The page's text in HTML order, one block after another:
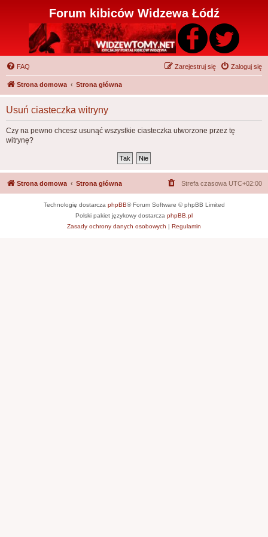
Forum kibiców Widzewa Łódź
FAQ Zaloguj się
Zarejestruj się
Strona domowa Strona główna
Usuń ciasteczka witryny
Czy na pewno chcesz usunąć wszystkie ciasteczka utworzone przez tę
witrynę?
Strona domowa Strona główna Strefa czasowa UTC+02:00
Technologię dostarcza phpBB® Forum Software © phpBB Limited
Polski pakiet językowy dostarcza phpBB.pl
Zasady ochrony danych osobowych | Regulamin